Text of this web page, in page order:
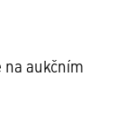
na aukčním